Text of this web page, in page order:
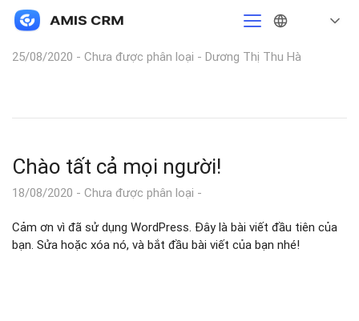
Tổng quan AMIS CRM
25/08/2020 Chưa được phân loại Dương Thị Thu Hà
Chào tất cả mọi người!
18/08/2020 Chưa được phân loại
Cảm ơn vì đã sử dụng WordPress. Đây là bài viết đầu tiên của
bạn. Sửa hoặc xóa nó, và bắt đầu bài viết của bạn nhé!